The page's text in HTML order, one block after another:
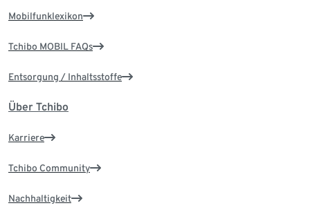
Mobilfunklexikon
Tchibo MOBIL FAQs
Entsorgung / Inhaltsstoffe
Über Tchibo
Karriere
Tchibo Community
Nachhaltigkeit